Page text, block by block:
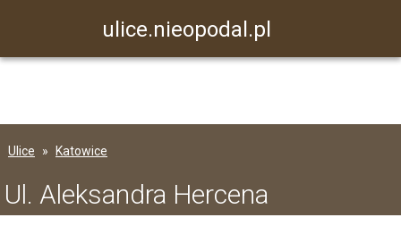
ulice.nieopodal.pl
Ulice Katowice
Ul. Aleksandra Hercena